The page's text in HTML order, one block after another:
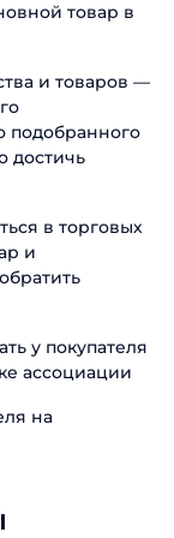
товар в
и товаров —
подобранного
достичь
в торговых
и
у покупателя
ассоциации
на